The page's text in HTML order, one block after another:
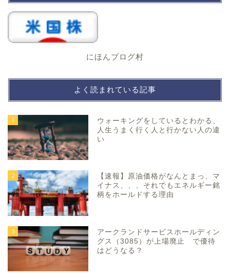
にほんブログ村
よく読まれている記事
1
ウォーキングをしているとわかる、
人生うまく行く人と行かない人の違
い
2
【速報】原油価格がなんとまっ、マ
イナス、、、それでもエネルギー銘
柄をホールドする理由
3
アークランドサービスホールディン
グス（3085）が上場廃止 で優待
はどうなる？